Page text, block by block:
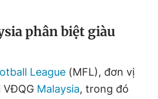
Liên hệ quảng cáo
phân biệt giàu
League (MFL), đơn vị
VĐQG Malaysia, trong đó